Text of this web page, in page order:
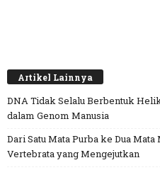
Artikel Lainnya
DNA Tidak Selalu Berbentuk
dalam Genom Manusia
Dari Satu Mata Purba ke Dua
Vertebrata yang Mengejutkan